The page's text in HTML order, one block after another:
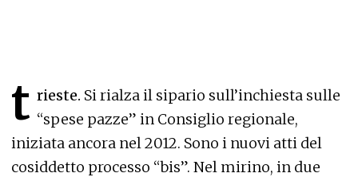
t rieste. Si rialza il sipario sull’inchiesta sulle
“spese pazze” in Consiglio regionale,
iniziata ancora nel 2012. Sono i nuovi atti del
cosiddetto processo “bis”. Nel mirino, in due